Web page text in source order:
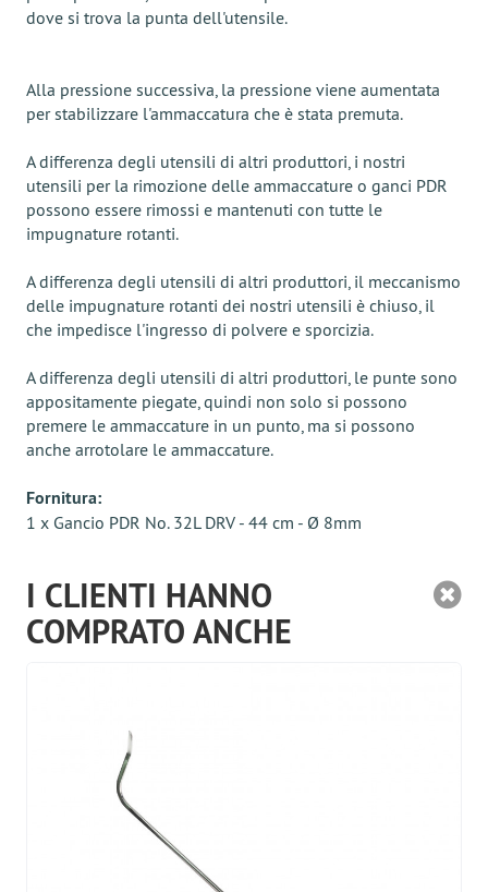
dove si trova la punta dell'utensile.
Alla pressione successiva, la pressione viene aumentata
per stabilizzare l'ammaccatura che è stata premuta.
A differenza degli utensili di altri produttori, i nostri
utensili per la rimozione delle ammaccature o ganci PDR
possono essere rimossi e mantenuti con tutte le
impugnature rotanti.
A differenza degli utensili di altri produttori, il meccanismo
delle impugnature rotanti dei nostri utensili è chiuso, il
che impedisce l'ingresso di polvere e sporcizia.
A differenza degli utensili di altri produttori, le punte sono
appositamente piegate, quindi non solo si possono
premere le ammaccature in un punto, ma si possono
anche arrotolare le ammaccature.
Fornitura:
1 x Gancio PDR No. 32L DRV - 44 cm - Ø 8mm
I CLIENTI HANNO
COMPRATO ANCHE